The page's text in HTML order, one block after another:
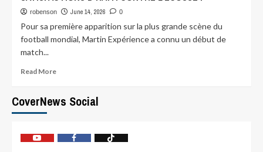
robenson June 14, 2026 0
Pour sa première apparition sur la plus grande scène du
football mondial, Martin Expérience a connu un début de
match...
Read More
CoverNews Social